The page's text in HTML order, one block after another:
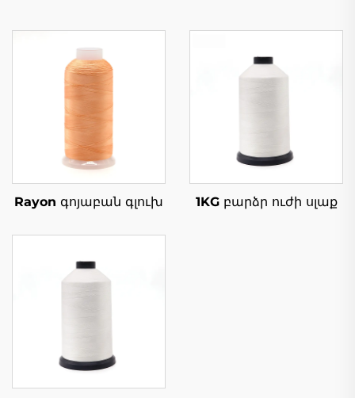
Rayon գոյաբան գլուխ 1KG բարձր ուժի սլաք